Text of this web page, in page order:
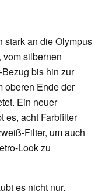
stark an die Olympus
vom silbernen
bis hin zur
oberen Ende der
Ein neuer
es, acht Farbfilter
Filter, um auch
Look zu
es nicht nur,